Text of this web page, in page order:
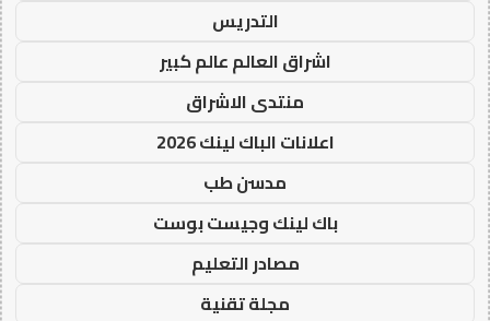
التدريس
اشراق العالم عالم كبير
منتدى الاشراق
اعلانات الباك لينك 2026
مدسن طب
باك لينك وجيست بوست
مصادر التعليم
مجلة تقنية